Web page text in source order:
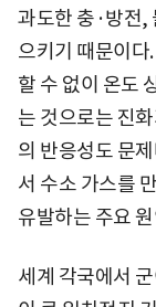
과도한 충·방전,
으키기 때문이다
할 수 없이 온도
는 것으로는 진
의 반응성도 문
서 수소 가스를
유발하는 주요
세계 각국에서